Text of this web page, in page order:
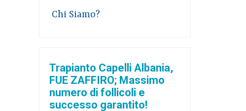
Chi Siamo?
Trapianto Capelli Albania,
FUE ZAFFIRO; Massimo
numero di follicoli e
successo garantito!